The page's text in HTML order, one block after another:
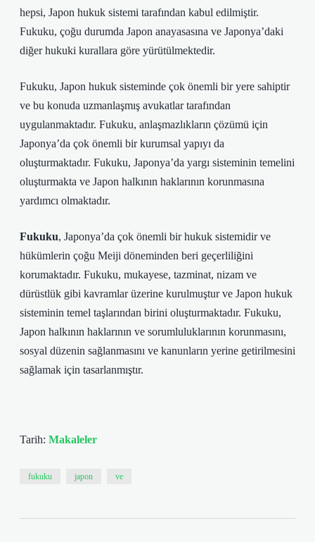
hepsi, Japon hukuk sistemi tarafından kabul edilmiştir.
Fukuku, çoğu durumda Japon anayasasına ve Japonya’daki
diğer hukuki kurallara göre yürütülmektedir.
Fukuku, Japon hukuk sisteminde çok önemli bir yere sahiptir
ve bu konuda uzmanlaşmış avukatlar tarafından
uygulanmaktadır. Fukuku, anlaşmazlıkların çözümü için
Japonya’da çok önemli bir kurumsal yapıyı da
oluşturmaktadır. Fukuku, Japonya’da yargı sisteminin temelini
oluşturmakta ve Japon halkının haklarının korunmasına
yardımcı olmaktadır.
Fukuku, Japonya’da çok önemli bir hukuk sistemidir ve
hükümlerin çoğu Meiji döneminden beri geçerliliğini
korumaktadır. Fukuku, mukayese, tazminat, nizam ve
dürüstlük gibi kavramlar üzerine kurulmuştur ve Japon hukuk
sisteminin temel taşlarından birini oluşturmaktadır. Fukuku,
Japon halkının haklarının ve sorumluluklarının korunmasını,
sosyal düzenin sağlanmasını ve kanunların yerine getirilmesini
sağlamak için tasarlanmıştır.
Tarih: Makaleler
fukuku japon ve